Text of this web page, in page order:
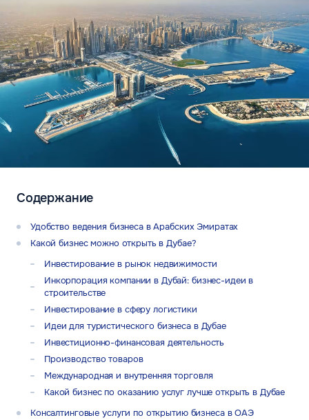
Содержание
Удобство ведения бизнеса в Арабских Эмиратах
Какой бизнес можно открыть в Дубае?
Инвестирование в рынок недвижимости
Инкорпорация компании в Дубай: бизнес-идеи в
строительстве
Инвестирование в сферу логистики
Идеи для туристического бизнеса в Дубае
Инвестиционно-финансовая деятельность
Производство товаров
Международная и внутренняя торговля
Какой бизнес по оказанию услуг лучше открыть в Дубае
Консалтинговые услуги по открытию бизнеса в ОАЭ